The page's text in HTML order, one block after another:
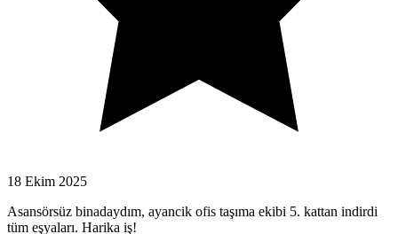
18 Ekim 2025
Asansörsüz binadaydım, ayancik ofis taşıma ekibi 5. kattan indirdi
tüm eşyaları. Harika iş!